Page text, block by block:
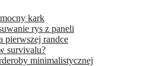
kark
rys z paneli
pierwszej randce
survivalu?
minimalistycznej